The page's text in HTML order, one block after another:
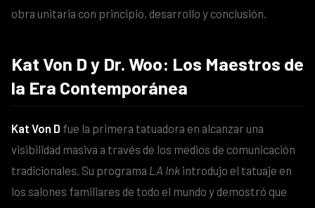
obra unitaria con principio, desarrollo y conclusión.
Kat Von D y Dr. Woo: Los Maestros de
la Era Contemporánea
Kat Von D fue la primera tatuadora en alcanzar una
visibilidad masiva a través de los medios de comunicación
tradicionales. Su programa LA Ink introdujo el tatuaje en
los salones familiares de todo el mundo y demostró que